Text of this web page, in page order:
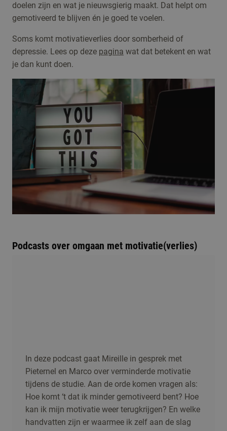
doelen zijn en wat je nieuwsgierig maakt. Dat helpt om
gemotiveerd te blijven én je goed te voelen.
Soms komt motivatieverlies door somberheid of
depressie. Lees op deze pagina wat dat betekent en wat
je dan kunt doen.
Podcasts over omgaan met motivatie(verlies)
In deze podcast gaat Mireille in gesprek met
Pieternel en Marco over verminderde motivatie
tijdens de studie. Aan de orde komen vragen als:
Hoe komt ‘t dat ik minder gemotiveerd bent? Hoe
kan ik mijn motivatie weer terugkrijgen? En welke
handvatten zijn er waarmee ik zelf aan de slag